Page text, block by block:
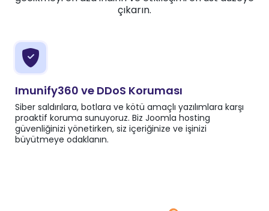
çıkarın.
Imunify360 ve DDoS Koruması
Siber saldırılara, botlara ve kötü amaçlı yazılımlara karşı
proaktif koruma sunuyoruz. Biz Joomla hosting
güvenliğinizi yönetirken, siz içeriğinize ve işinizi
büyütmeye odaklanın.